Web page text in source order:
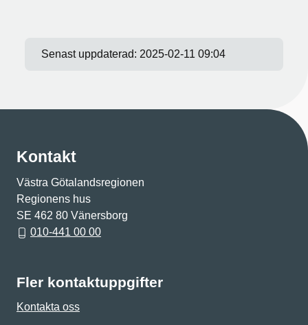
Senast uppdaterad: 2025-02-11 09:04
Kontakt
Västra Götalandsregionen
Regionens hus
SE 462 80 Vänersborg
010-441 00 00
Fler kontaktuppgifter
Kontakta oss